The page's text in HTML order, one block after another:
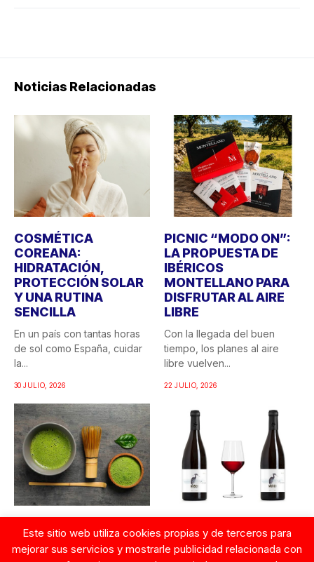
Noticias Relacionadas
COSMÉTICA
COREANA:
HIDRATACIÓN,
PROTECCIÓN SOLAR
Y UNA RUTINA
SENCILLA
En un país con tantas horas
de sol como España, cuidar
la...
30 JULIO, 2026
PICNIC “MODO ON”:
LA PROPUESTA DE
IBÉRICOS
MONTELLANO PARA
DISFRUTAR AL AIRE
LIBRE
Con la llegada del buen
tiempo, los planes al aire
libre vuelven...
22 JULIO, 2026
AZACONSA APUESTA
POR EL MATCHA, LA
BEBIDA MÁS
MUSCO 2022, LA
TERCERA EDICIÓN DE
UN VINO MARCADO
Este sitio web utiliza cookies propias y de terceros para
mejorar sus servicios y mostrarle publicidad relacionada con